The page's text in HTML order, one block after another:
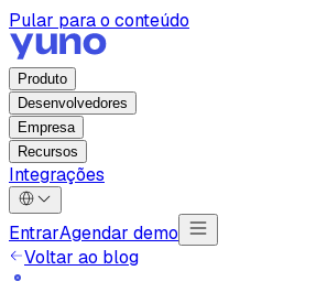
Pular para o conteúdo
Produto
Desenvolvedores
Empresa
Recursos
Integrações
EntrarAgendar demo
Voltar ao blog